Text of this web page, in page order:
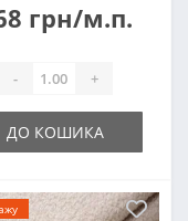
грн/м.п.
- +
ДО КОШИКА